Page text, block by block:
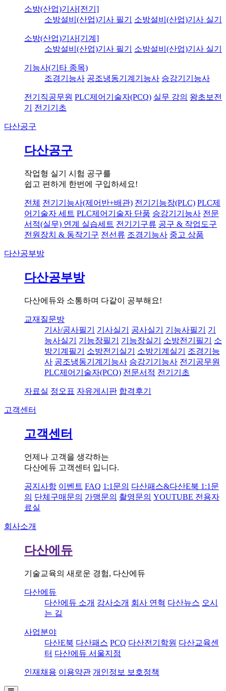
소방(산업)기사[전기]
소방설비(산업)기사 필기
소방설비(산업)기사 실기
소방(산업)기사[기계]
소방설비(산업)기사 필기
소방설비(산업)기사 실기
기능사(기타 종목)
조경기능사 공조냉동기계기능사 승강기기능사
전기직공무원 PLC제어기술자(PCQ) 실무 강의 왕초보전
기
전기기초
다산공구
다산공구
작업형 실기 시험 공구를
쉽고 편하게 한번에 구입하세요!
전체 전기기능사(제어반+배관) 전기기능장(PLC) PLC제
어기술자 세트 PLC제어기술자 단품 승강기기능사 전문
서적(실무) 연계 실습세트 전기기구류 공구 & 작업도구
전원장치 & 동작기구 전선류 조경기능사 중고 상품
다산공부방
다산공부방
다산에듀와 소통하며 다같이 공부해요!
교재질문방
기사/공사필기
기사실기 공사실기 기능사필기
기
능사실기
기능장필기 기능장실기 소방전기필기
소
방기계필기
소방전기실기 소방기계실기
조경기능
사 공조냉동기계기능사 승강기기능사 전기공무원
PLC제어기술자(PCQ) 전문서적 전기기초
자료실 정오표 자유게시판 합격후기
고객센터
고객센터
언제나 고객을 생각하는
다산에듀 고객센터 입니다.
공지사항 이벤트 FAQ 1:1문의 다산패스&다산E북 1:1문
의 단체구매문의 가맹문의 촬영문의 YOUTUBE 전용자
료실
회사소개
다산에듀
기술교육의 새로운 경험, 다산에듀
다산에듀
다산에듀 소개 강사소개 회사 연혁 다산뉴스 오시
는 길
사업분야
다산E북 다산패스 PCQ 다산전기학원 다산교육센
터 다산에듀 서울지점
인재채용 이용약관 개인정보 보호정책